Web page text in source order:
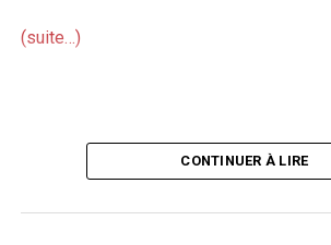
(suite…)
CONTINUER À LIRE